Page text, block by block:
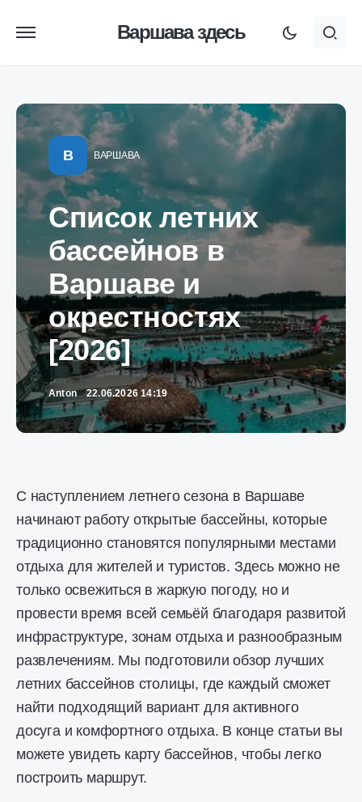
Варшава здесь
В ВАРШАВА
Список летних
бассейнов в
Варшаве и
окрестностях
[2026]
Anton 22.06.2026 14:19
С наступлением летнего сезона в Варшаве
начинают работу открытые бассейны, которые
традиционно становятся популярными местами
отдыха для жителей и туристов. Здесь можно не
только освежиться в жаркую погоду, но и
провести время всей семьёй благодаря развитой
инфраструктуре, зонам отдыха и разнообразным
развлечениям. Мы подготовили обзор лучших
летних бассейнов столицы, где каждый сможет
найти подходящий вариант для активного
досуга и комфортного отдыха. В конце статьи вы
можете увидеть карту бассейнов, чтобы легко
построить маршрут.